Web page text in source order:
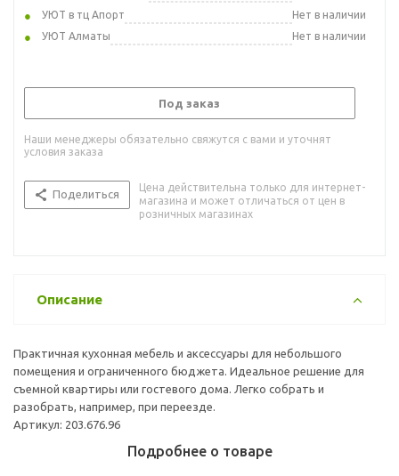
УЮТ в тц Апорт
Нет в наличии
УЮТ Алматы
Нет в наличии
Под заказ
Наши менеджеры обязательно свяжутся с вами и уточнят
условия заказа
Поделиться
Цена действительна только для интернет-
магазина и может отличаться от цен в
розничных магазинах
Описание
Практичная кухонная мебель и аксессуары для небольшого
помещения и ограниченного бюджета. Идеальное решение для
съемной квартиры или гостевого дома. Легко собрать и
разобрать, например, при переезде.
Артикул: 203.676.96
Подробнее о товаре